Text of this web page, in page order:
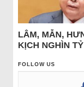
LÂM, MẪN,
KỊCH NGHÌN
FOLLOW US